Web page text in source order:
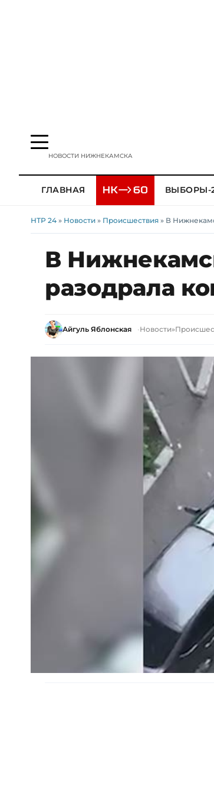
НОВОСТИ НИЖНЕКАМСКА
ГЛАВНАЯ ВЫБОРЫ-
НТР 24 » Новости » Происшествия » В
В
разодрала
Айгуль Яблонская Новости»